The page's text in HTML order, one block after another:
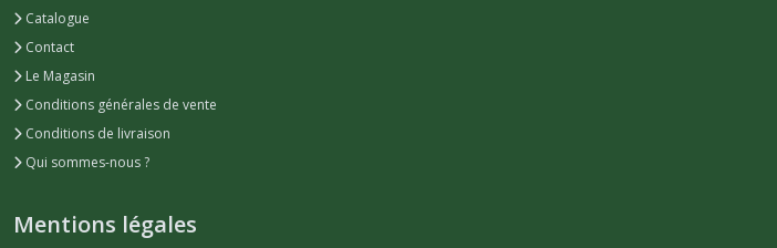
Catalogue
Contact
Le Magasin
Conditions générales de vente
Conditions de livraison
Qui sommes-nous ?
Mentions légales